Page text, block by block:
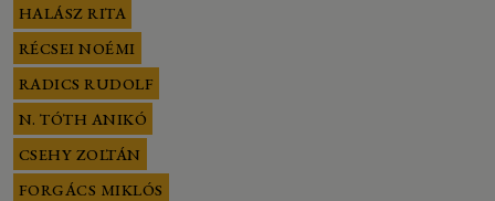
HALÁSZ RITA
RÉCSEI NOÉMI
RADICS RUDOLF
N. TÓTH ANIKÓ
CSEHY ZOLTÁN
FORGÁCS MIKLÓS